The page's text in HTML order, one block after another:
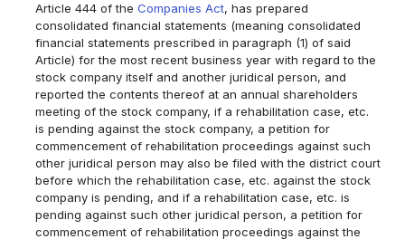
Article 444 of theCompanies Act, has prepared
consolidated financial statements (meaning consolidated
financial statements prescribed in paragraph (1) of said
Article) for the most recent business year with regard to the
stock company itself and another juridical person, and
reported the contents thereof at an annual shareholders
meeting of the stock company, if a rehabilitation case, etc.
is pending against the stock company, a petition for
commencement of rehabilitation proceedings against such
other juridical person may also be filed with the district court
before which the rehabilitation case, etc. against the stock
company is pending, and if a rehabilitation case, etc. is
pending against such other juridical person, a petition for
commencement of rehabilitation proceedings against the